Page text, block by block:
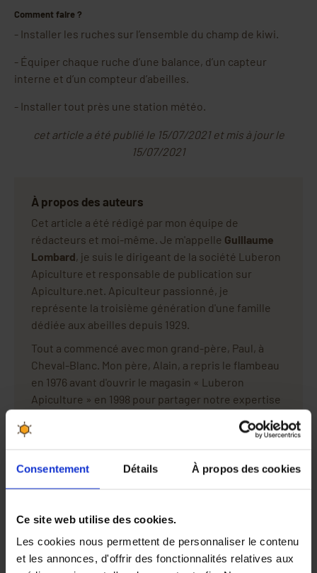
Consentement Détails À propos des cookies
Ce site web utilise des cookies.
Les cookies nous permettent de personnaliser le contenu
et les annonces, d'offrir des fonctionnalités relatives aux
Comment faire ?
- Installer les ruches sur l’ensemble du champ de kiwi.
- Équiper chaque ruche d’une balance, d’un capteur
interne et d’un compteur d’abeilles.
- Installer tout près une station météo.
cet article a été publié le 15/07/2021 et mis à jour le
15/07/2021
À propos des auteurs
Cet article a été rédigé par mon équipe de
rédacteurs et moi-même. Je m'appelle Guillaume
Lombard, je suis le dirigeant de la société Luberon
Apiculture et responsable de publication sur
Apiculture.net. Apiculteur passionné, je
représente la troisième génération d'une famille
dédiée aux abeilles depuis 1929.
Tout a commencé avec mon grand-père, Paul, à
Cheval-Blanc. Mon père, Alain, a repris le flambeau
en 1976 avant d'ouvrir le magasin « Luberon
Apiculture » en 1998 pour partager notre expertise
l'entreprise familiale en
. Fort de cet héritage
co-fondé Apiculture.net.
ou professionnel. Je sais ce dont vous avez besoin,
car je le vis au quotidien.